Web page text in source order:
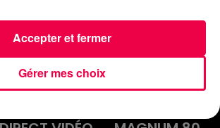
INFOS
EMISSIONS
JEUX
PODCASTS
Gérer mes choix
Accepter et fermer